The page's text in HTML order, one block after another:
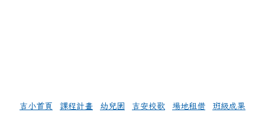
吉小首頁 課程計畫 幼兒園 吉安校歌 場地租借 班級成果